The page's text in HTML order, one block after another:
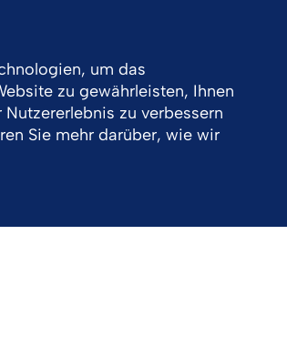
Karriere Events
um das
zu gewährleisten, Ihnen
zu verbessern
Sie mehr darüber, wie wir